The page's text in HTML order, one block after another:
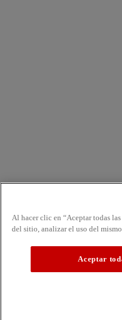
Al hacer clic en “Aceptar todas
del sitio, analizar el uso del
Aceptar